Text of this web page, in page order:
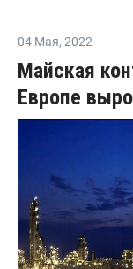
04 Мая, 2022
Майская
Европе